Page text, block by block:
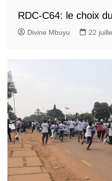
RDC-C64: le choix
Divine Mbuyu 22